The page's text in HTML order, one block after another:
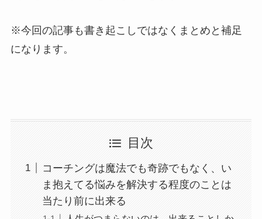
※今回の記事も書き起こしではなくまとめと補足
になります。
目次
コーチングは魔法でも奇跡でもなく、い
ま抱えてる悩みを解決する程度のことは
当たり前に出来る